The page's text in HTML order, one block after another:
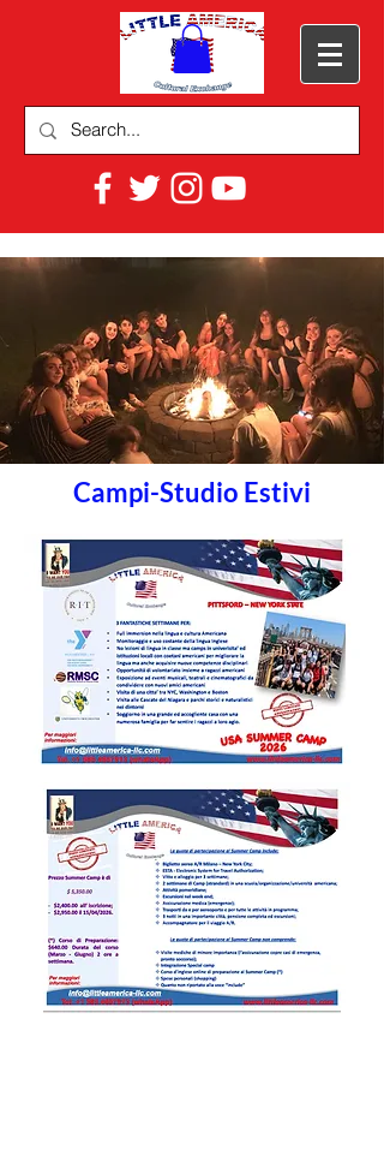
Campi-Studio Estivi